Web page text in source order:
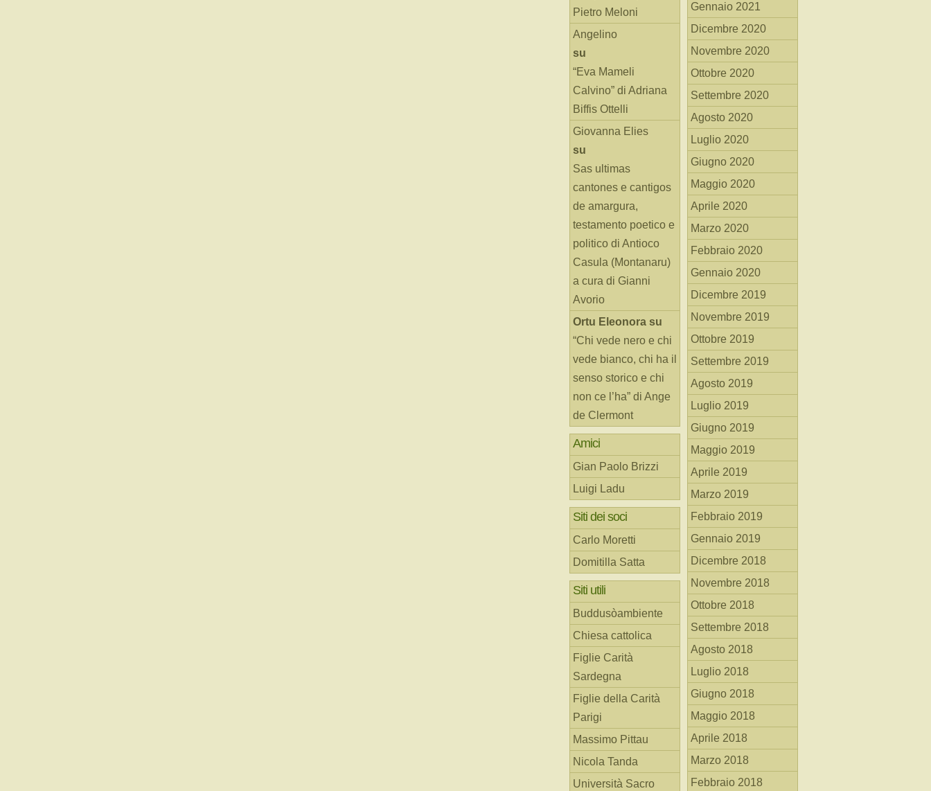
Pietro Meloni
Angelino
su
“Eva Mameli
Calvino” di Adriana
Biffis Ottelli
Giovanna Elies
su
Sas ultimas
cantones e cantigos
de amargura,
testamento poetico e
politico di Antioco
Casula (Montanaru)
a cura di Gianni
Avorio
Ortu Eleonora su
“Chi vede nero e chi
vede bianco, chi ha il
senso storico e chi
non ce l’ha” di Ange
de Clermont
Amici
Gian Paolo Brizzi
Luigi Ladu
Siti dei soci
Carlo Moretti
Domitilla Satta
Siti utili
Buddusòambiente
Chiesa cattolica
Figlie Carità
Sardegna
Figlie della Carità
Parigi
Massimo Pittau
Nicola Tanda
Università Sacro
Gennaio 2021
Dicembre 2020
Novembre 2020
Ottobre 2020
Settembre 2020
Agosto 2020
Luglio 2020
Giugno 2020
Maggio 2020
Aprile 2020
Marzo 2020
Febbraio 2020
Gennaio 2020
Dicembre 2019
Novembre 2019
Ottobre 2019
Settembre 2019
Agosto 2019
Luglio 2019
Giugno 2019
Maggio 2019
Aprile 2019
Marzo 2019
Febbraio 2019
Gennaio 2019
Dicembre 2018
Novembre 2018
Ottobre 2018
Settembre 2018
Agosto 2018
Luglio 2018
Giugno 2018
Maggio 2018
Aprile 2018
Marzo 2018
Febbraio 2018